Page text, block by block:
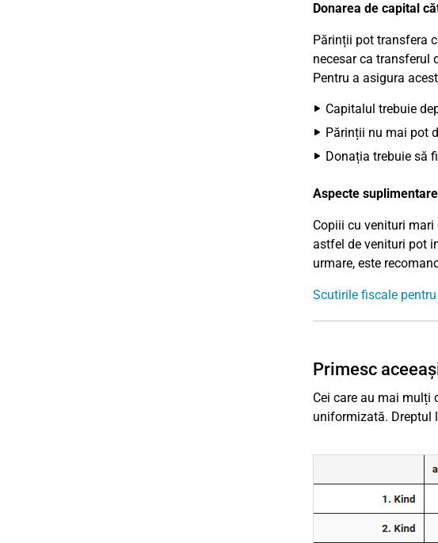
Donarea de capital
Părinții pot transfera
necesar ca transferul
Pentru a asigura
Capitalul trebuie
Părinții nu mai pot
Donația trebuie să
Aspecte
Copiii cu venituri mari
astfel de venituri pot
urmare, este
Scutirile fiscale
Primesc
Cei care au mai mulți
uniformizată. Dreptul